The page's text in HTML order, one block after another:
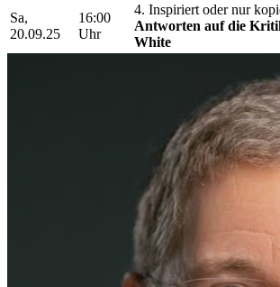
Sa,
20.09.25
16:00
Uhr
4. Inspiriert oder nur
Antworten auf die
White